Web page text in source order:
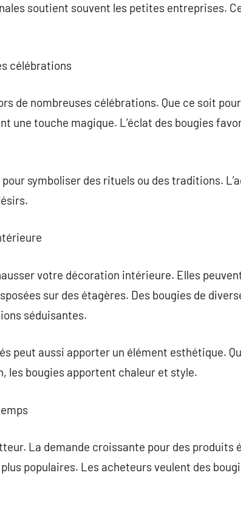
soutient souvent les petites entreprises.
célébrations
de nombreuses célébrations. Que ce soit
une touche magique. L’éclat des bougies
symboliser des rituels ou des traditions.
votre décoration intérieure. Elles
sur des étagères. Des bougies de
séduisantes.
peut aussi apporter un élément esthétique.
les bougies apportent chaleur et style.
La demande croissante pour des produits
populaires. Les acheteurs veulent des